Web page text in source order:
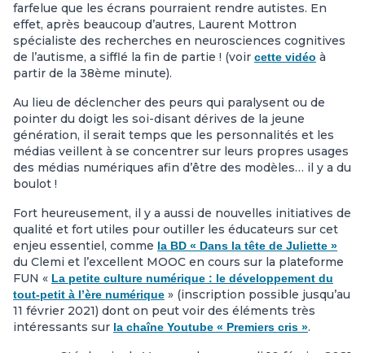
farfelue que les écrans pourraient rendre autistes. En
effet, après beaucoup d’autres, Laurent Mottron
spécialiste des recherches en neurosciences cognitives
de l’autisme, a sifflé la fin de partie ! (voir cette vidéo à
partir de la 38ème minute).
Au lieu de déclencher des peurs qui paralysent ou de
pointer du doigt les soi-disant dérives de la jeune
génération, il serait temps que les personnalités et les
médias veillent à se concentrer sur leurs propres usages
des médias numériques afin d’être des modèles… il y a du
boulot !
Fort heureusement, il y a aussi de nouvelles initiatives de
qualité et fort utiles pour outiller les éducateurs sur cet
enjeu essentiel, comme la BD « Dans la tête de Juliette »
du Clemi et l’excellent MOOC en cours sur la plateforme
FUN « La petite culture numérique : le développement du
tout-petit à l’ère numérique » (inscription possible jusqu’au
11 février 2021) dont on peut voir des éléments très
intéressants sur la chaîne Youtube « Premiers cris ».